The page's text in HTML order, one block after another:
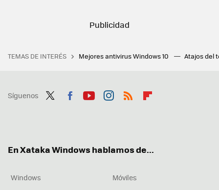
TEMAS DE INTERÉS Mejores antivirus Windows 10 Atajos del
Síguenos
En Xataka Windows hablamos de...
Windows
Móviles